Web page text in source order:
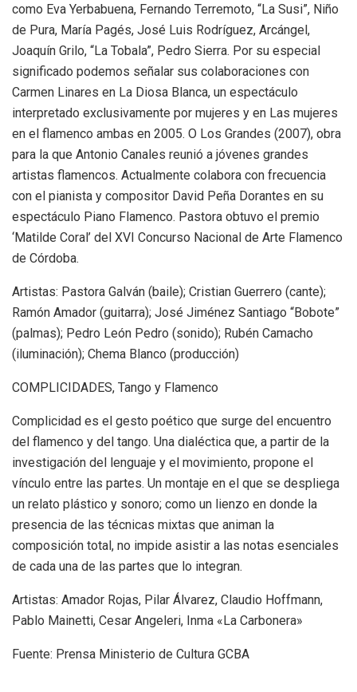
como Eva Yerbabuena, Fernando Terremoto, “La Susi”, Niño
de Pura, María Pagés, José Luis Rodríguez, Arcángel,
Joaquín Grilo, “La Tobala”, Pedro Sierra. Por su especial
significado podemos señalar sus colaboraciones con
Carmen Linares en La Diosa Blanca, un espectáculo
interpretado exclusivamente por mujeres y en Las mujeres
en el flamenco ambas en 2005. O Los Grandes (2007), obra
para la que Antonio Canales reunió a jóvenes grandes
artistas flamencos. Actualmente colabora con frecuencia
con el pianista y compositor David Peña Dorantes en su
espectáculo Piano Flamenco. Pastora obtuvo el premio
‘Matilde Coral’ del XVI Concurso Nacional de Arte Flamenco
de Córdoba.
Artistas: Pastora Galván (baile); Cristian Guerrero (cante);
Ramón Amador (guitarra); José Jiménez Santiago “Bobote”
(palmas); Pedro León Pedro (sonido); Rubén Camacho
(iluminación); Chema Blanco (producción)
COMPLICIDADES, Tango y Flamenco
Complicidad es el gesto poético que surge del encuentro
del flamenco y del tango. Una dialéctica que, a partir de la
investigación del lenguaje y el movimiento, propone el
vínculo entre las partes. Un montaje en el que se despliega
un relato plástico y sonoro; como un lienzo en donde la
presencia de las técnicas mixtas que animan la
composición total, no impide asistir a las notas esenciales
de cada una de las partes que lo integran.
Artistas: Amador Rojas, Pilar Álvarez, Claudio Hoffmann,
Pablo Mainetti, Cesar Angeleri, Inma «La Carbonera»
Fuente: Prensa Ministerio de Cultura GCBA